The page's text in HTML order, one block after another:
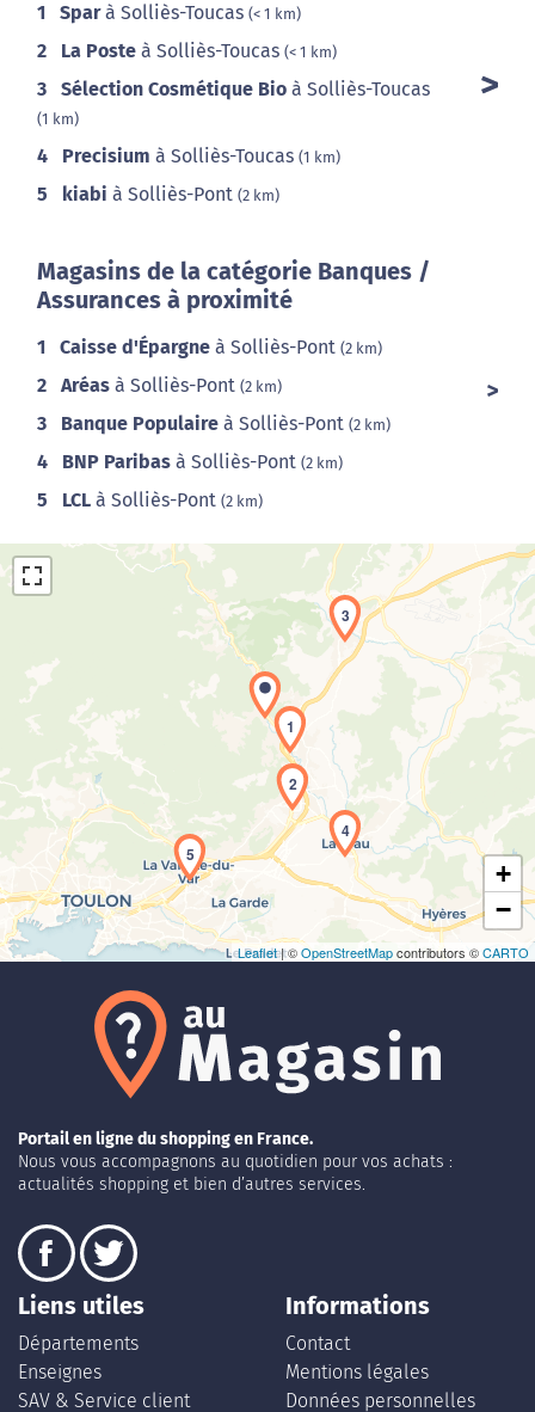
1 Sparà Solliès-Toucas (< 1 km)
2 La Poste à Solliès-Toucas (< 1 km)
3 Sélection Cosmétique Bio à Solliès-Toucas
(1 km)
4 Precisium à Solliès-Toucas (1 km)
5 kiabi à Solliès-Pont (2 km)
Magasins de la catégorie Banques /
Assurances à proximité
1 Caisse d'Épargne à Solliès-Pont (2 km)
2 Aréas à Solliès-Pont (2 km)
3 Banque Populaire à Solliès-Pont (2 km)
4 BNP Paribas à Solliès-Pont (2 km)
5 LCL à Solliès-Pont (2 km)
Chargement de la carte en cours...
1
2
3
4
5
+
−
Leaflet| ©OpenStreetMapcontributors ©CARTO
Portail en ligne du shopping en France.
Nous vous accompagnons au quotidien pour vos achats :
actualités shopping et bien d’autres services.
Liens utiles
Départements
Enseignes
SAV & Service client
Informations
Contact
Mentions légales
Données personnelles